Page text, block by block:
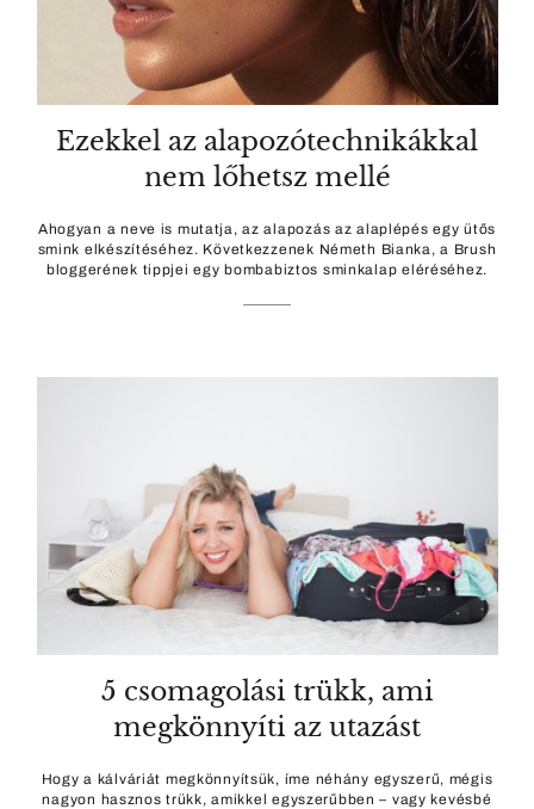
Ezekkel az alapozótechnikákkal
nem lőhetsz mellé
Ahogyan a neve is mutatja, az alapozás az alaplépés egy ütős
smink elkészítéséhez. Következzenek Németh Bianka, a Brush
bloggerének tippjei egy bombabiztos sminkalap eléréséhez.
5 csomagolási trükk, ami
megkönnyíti az utazást
Hogy a kálváriát megkönnyítsük, íme néhány egyszerű, mégis
nagyon hasznos trükk, amikkel egyszerűbben – vagy kevésbé